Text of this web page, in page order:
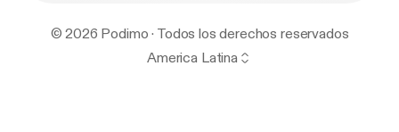
© 2026 Podimo · Todos los derechos reservados
America Latina